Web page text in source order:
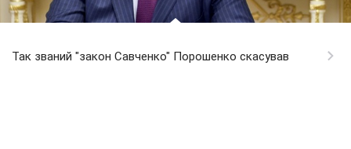
Так званий "закон Савченко" Порошенко скасував